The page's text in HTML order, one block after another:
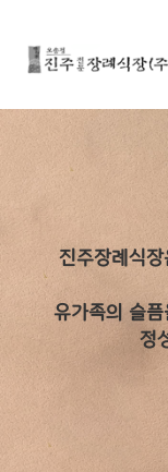
진주장례식
유가족의 슬
정